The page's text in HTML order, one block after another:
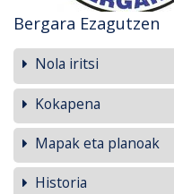
Bergara Ezagutzen
Nola iritsi
Kokapena
Mapak eta planoak
Historia